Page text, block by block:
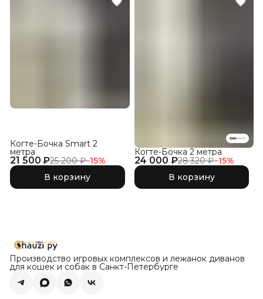
21 500 ₽25 200 ₽−15%
Когте-Бочка Smart 2
метра
В корзину
24 000 ₽28 320 ₽−15%
Когте-Бочка 2 метра
В корзину
Производство игровых комплексов и лежанок диванов
для кошек и собак в Санкт-Петербурге